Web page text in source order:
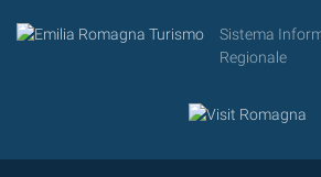
Sistema
Regionale